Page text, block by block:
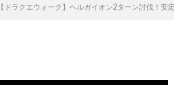
【ドラクエウォーク】ヘルガイオン2ターン討伐！安